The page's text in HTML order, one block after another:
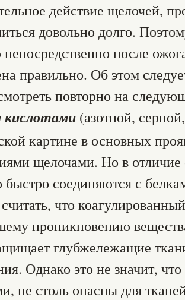
действие щелочей,
довольно долго.
после
правильно. Об этом
повторно на
(азотной,
картине в основных
щелочами. Но в отличие
быстро соединяются с
что
проникновению
глубжележащие
Однако это не значит,
не столь опасны для